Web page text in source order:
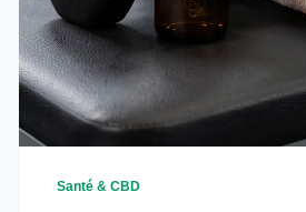
Santé & CBD